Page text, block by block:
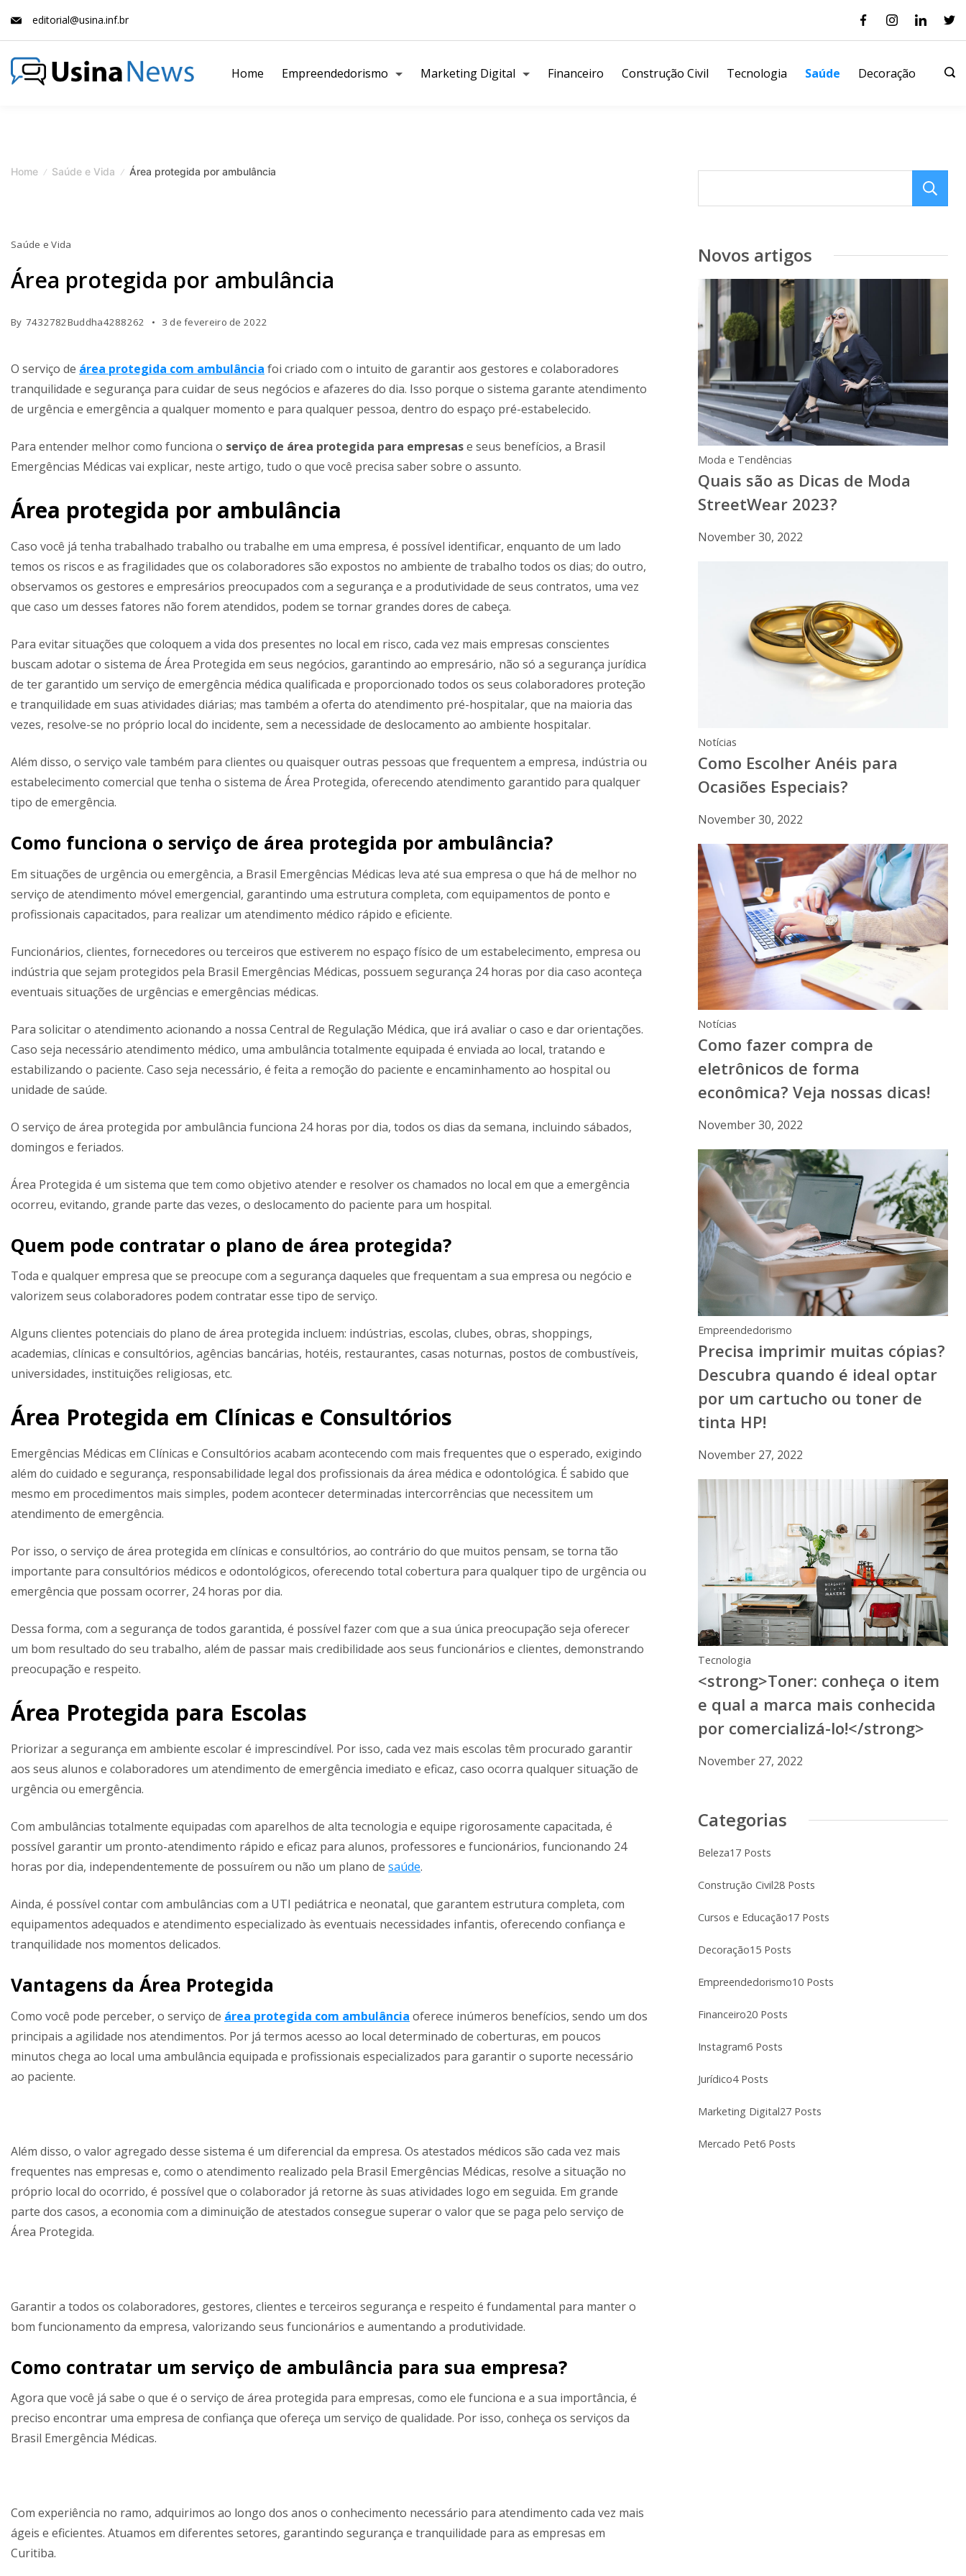
editorial@usina.inf.br
Home Empreendedorismo Marketing Digital Financeiro Construção Civil Tecnologia Saúde Decoração
Home Saúde e Vida Área protegida por ambulância
Saúde e Vida
Área protegida por ambulância
By 7432782Buddha4288262 3 de fevereiro de 2022
O serviço de área protegida com ambulância foi criado com o intuito de garantir aos gestores e colaboradores
tranquilidade e segurança para cuidar de seus negócios e afazeres do dia. Isso porque o sistema garante atendimento
de urgência e emergência a qualquer momento e para qualquer pessoa, dentro do espaço pré-estabelecido.
Para entender melhor como funciona o serviço de área protegida para empresase seus benefícios, a Brasil
Emergências Médicas vai explicar, neste artigo, tudo o que você precisa saber sobre o assunto.
Área protegida por ambulância
Caso você já tenha trabalhado trabalho ou trabalhe em uma empresa, é possível identificar, enquanto de um lado
temos os riscos e as fragilidades que os colaboradores são expostos no ambiente de trabalho todos os dias; do outro,
observamos os gestores e empresários preocupados com a segurança e a produtividade de seus contratos, uma vez
que caso um desses fatores não forem atendidos, podem se tornar grandes dores de cabeça.
Para evitar situações que coloquem a vida dos presentes no local em risco, cada vez mais empresas conscientes
buscam adotar o sistema de Área Protegida em seus negócios, garantindo ao empresário, não só a segurança jurídica
de ter garantido um serviço de emergência médica qualificada e proporcionado todos os seus colaboradores proteção
e tranquilidade em suas atividades diárias; mas também a oferta do atendimento pré-hospitalar, que na maioria das
vezes, resolve-se no próprio local do incidente, sem a necessidade de deslocamento ao ambiente hospitalar.
Além disso, o serviço vale também para clientes ou quaisquer outras pessoas que frequentem a empresa, indústria ou
estabelecimento comercial que tenha o sistema de Área Protegida, oferecendo atendimento garantido para qualquer
tipo de emergência.
Como funciona o serviço de área protegida por ambulância?
Em situações de urgência ou emergência, a Brasil Emergências Médicas leva até sua empresa o que há de melhor no
serviço de atendimento móvel emergencial, garantindo uma estrutura completa, com equipamentos de ponto e
profissionais capacitados, para realizar um atendimento médico rápido e eficiente.
Funcionários, clientes, fornecedores ou terceiros que estiverem no espaço físico de um estabelecimento, empresa ou
indústria que sejam protegidos pela Brasil Emergências Médicas, possuem segurança 24 horas por dia caso aconteça
eventuais situações de urgências e emergências médicas.
Para solicitar o atendimento acionando a nossa Central de Regulação Médica, que irá avaliar o caso e dar orientações.
Caso seja necessário atendimento médico, uma ambulância totalmente equipada é enviada ao local, tratando e
estabilizando o paciente. Caso seja necessário, é feita a remoção do paciente e encaminhamento ao hospital ou
unidade de saúde.
O serviço de área protegida por ambulância funciona 24 horas por dia, todos os dias da semana, incluindo sábados,
domingos e feriados.
Área Protegida é um sistema que tem como objetivo atender e resolver os chamados no local em que a emergência
ocorreu, evitando, grande parte das vezes, o deslocamento do paciente para um hospital.
Quem pode contratar o plano de área protegida?
Toda e qualquer empresa que se preocupe com a segurança daqueles que frequentam a sua empresa ou negócio e
valorizem seus colaboradores podem contratar esse tipo de serviço.
Alguns clientes potenciais do plano de área protegida incluem: indústrias, escolas, clubes, obras, shoppings,
academias, clínicas e consultórios, agências bancárias, hotéis, restaurantes, casas noturnas, postos de combustíveis,
universidades, instituições religiosas, etc.
Área Protegida em Clínicas e Consultórios
Emergências Médicas em Clínicas e Consultórios acabam acontecendo com mais frequentes que o esperado, exigindo
além do cuidado e segurança, responsabilidade legal dos profissionais da área médica e odontológica. É sabido que
mesmo em procedimentos mais simples, podem acontecer determinadas intercorrências que necessitem um
atendimento de emergência.
Por isso, o serviço de área protegida em clínicas e consultórios, ao contrário do que muitos pensam, se torna tão
importante para consultórios médicos e odontológicos, oferecendo total cobertura para qualquer tipo de urgência ou
emergência que possam ocorrer, 24 horas por dia.
Dessa forma, com a segurança de todos garantida, é possível fazer com que a sua única preocupação seja oferecer
um bom resultado do seu trabalho, além de passar mais credibilidade aos seus funcionários e clientes, demonstrando
preocupação e respeito.
Área Protegida para Escolas
Priorizar a segurança em ambiente escolar é imprescindível. Por isso, cada vez mais escolas têm procurado garantir
aos seus alunos e colaboradores um atendimento de emergência imediato e eficaz, caso ocorra qualquer situação de
urgência ou emergência.
Com ambulâncias totalmente equipadas com aparelhos de alta tecnologia e equipe rigorosamente capacitada, é
possível garantir um pronto-atendimento rápido e eficaz para alunos, professores e funcionários, funcionando 24
horas por dia, independentemente de possuírem ou não um plano de saúde.
Ainda, é possível contar com ambulâncias com a UTI pediátrica e neonatal, que garantem estrutura completa, com
equipamentos adequados e atendimento especializado às eventuais necessidades infantis, oferecendo confiança e
tranquilidade nos momentos delicados.
Vantagens da Área Protegida
Como você pode perceber, o serviço de área protegida com ambulância oferece inúmeros benefícios, sendo um dos
principais a agilidade nos atendimentos. Por já termos acesso ao local determinado de coberturas, em poucos
minutos chega ao local uma ambulância equipada e profissionais especializados para garantir o suporte necessário
ao paciente.
Além disso, o valor agregado desse sistema é um diferencial da empresa. Os atestados médicos são cada vez mais
frequentes nas empresas e, como o atendimento realizado pela Brasil Emergências Médicas, resolve a situação no
próprio local do ocorrido, é possível que o colaborador já retorne às suas atividades logo em seguida. Em grande
parte dos casos, a economia com a diminuição de atestados consegue superar o valor que se paga pelo serviço de
Área Protegida.
Garantir a todos os colaboradores, gestores, clientes e terceiros segurança e respeito é fundamental para manter o
bom funcionamento da empresa, valorizando seus funcionários e aumentando a produtividade.
Como contratar um serviço de ambulância para sua empresa?
Agora que você já sabe o que é o serviço de área protegida para empresas, como ele funciona e a sua importância, é
preciso encontrar uma empresa de confiança que ofereça um serviço de qualidade. Por isso, conheça os serviços da
Brasil Emergência Médicas.
Com experiência no ramo, adquirimos ao longo dos anos o conhecimento necessário para atendimento cada vez mais
ágeis e eficientes. Atuamos em diferentes setores, garantindo segurança e tranquilidade para as empresas em
Curitiba.
Novos artigos
Moda e Tendências
Quais são as Dicas de Moda
StreetWear 2023?
November 30, 2022
Notícias
Como Escolher Anéis para
Ocasiões Especiais?
November 30, 2022
Notícias
Como fazer compra de
eletrônicos de forma
econômica? Veja nossas dicas!
November 30, 2022
Empreendedorismo
Precisa imprimir muitas cópias?
Descubra quando é ideal optar
por um cartucho ou toner de
tinta HP!
November 27, 2022
Tecnologia
<strong>Toner: conheça o item
e qual a marca mais conhecida
por comercializá-lo!</strong>
November 27, 2022
Categorias
Beleza17 Posts
Construção Civil28 Posts
Cursos e Educação17 Posts
Decoração15 Posts
Empreendedorismo10 Posts
Financeiro20 Posts
Instagram6 Posts
Jurídico4 Posts
Marketing Digital27 Posts
Mercado Pet6 Posts